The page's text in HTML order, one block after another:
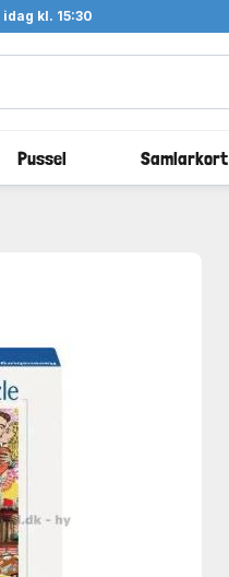
idag kl. 15:30
Pussel Samlarkort